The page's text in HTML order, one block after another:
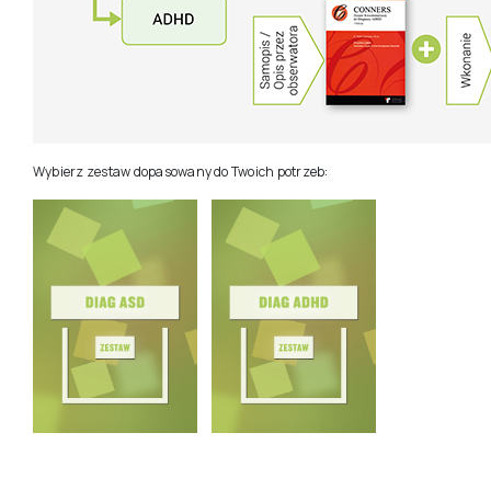
Wybierz zestaw dopasowany do Twoich potrzeb: